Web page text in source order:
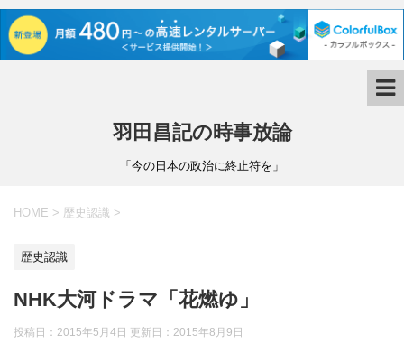
羽田昌記の時事放論
「今の日本の政治に終止符を」
HOME > 歴史認識 >
歴史認識
NHK大河ドラマ「花燃ゆ」
投稿日：2015年5月4日 更新日： 2015年8月9日